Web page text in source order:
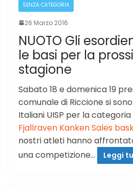
SENZA CATEGORIA
26 Marzo 2016
NUOTO Gli
le basi per la
stagione
Sabato 18 e domenica 19
comunale di Riccione si
Italiani UISP per la
Fjallraven Kanken Sales
nostri atleti hanno
una competizione…
Leggi